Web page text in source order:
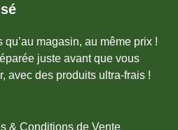
qu’au magasin, au même prix !
juste avant que vous
avec des produits ultra-frais !
& Conditions de Vente